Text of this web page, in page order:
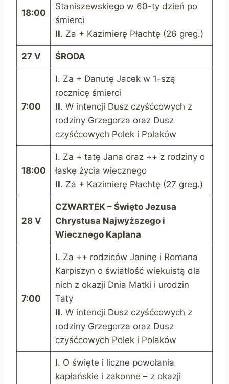
18:00
Staniszewskiego w 60-ty dzień po
śmierci
II. Za + Kazimierę Płachtę (26 greg.)
27 V ŚRODA
7:00
I. Za + Danutę Jacek w 1-szą
rocznicę śmierci
II. W intencji Dusz czyśćcowych z
rodziny Grzegorza oraz Dusz
czyśćcowych Polek i Polaków
18:00
I. Za + tatę Jana oraz ++ z rodziny o
łaskę życia wiecznego
II. Za + Kazimierę Płachtę (27 greg.)
28 V
CZWARTEK – Święto Jezusa
Chrystusa Najwyższego i
Wiecznego Kapłana
7:00
I. Za ++ rodziców Janinę i Romana
Karpiszyn o światłość wiekuistą dla
nich z okazji Dnia Matki i urodzin
Taty
II. W intencji Dusz czyśćcowych z
rodziny Grzegorza oraz Dusz
czyśćcowych Polek i Polaków
I. O święte i liczne powołania
kapłańskie i zakonne – z okazji